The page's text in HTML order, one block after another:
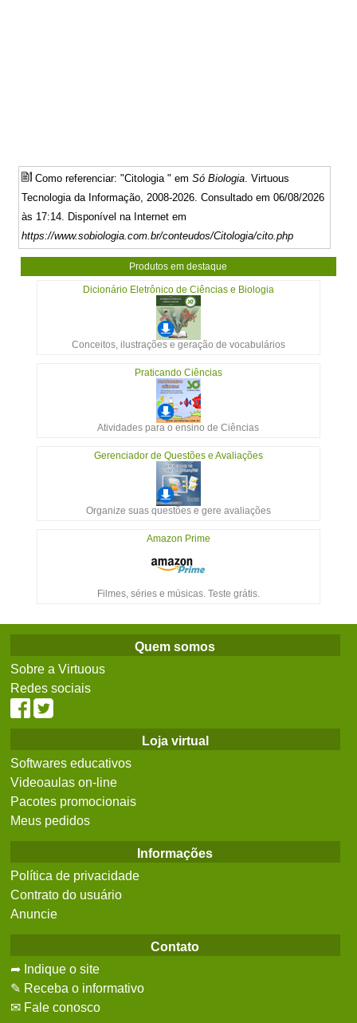
Como referenciar: "Citologia " emSó Biologia . Virtuous
Tecnologia da Informação, 2008-2026. Consultado em 06/08/2026
às 17:14. Disponível na Internet em
https://www.sobiologia.com.br/conteudos/Citologia/cito.php
Produtos em destaque
Dicionário Eletrônico de Ciências e Biologia
Conceitos, ilustrações e geração de vocabulários
Praticando Ciências
Atividades para o ensino de Ciências
Gerenciador de Questões e Avaliações
Organize suas questões e gere avaliações
Amazon Prime
Filmes, séries e músicas. Teste grátis.
Quem somos
Sobre a Virtuous
Redes sociais
Loja virtual
Softwares educativos
Videoaulas on-line
Pacotes promocionais
Meus pedidos
Informações
Política de privacidade
Contrato do usuário
Anuncie
Contato
➦ Indique o site
✎ Receba o informativo
✉ Fale conosco